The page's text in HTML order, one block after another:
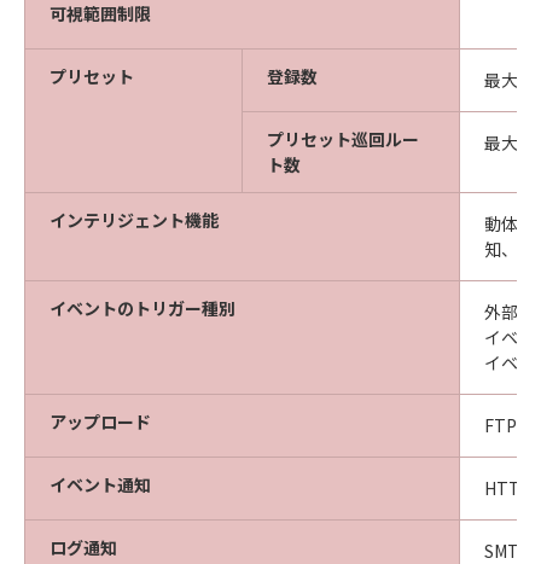
可視範囲制限
プリセット 登録数 最大
プリセット巡回ルー
ト数
最大5
インテリジェント機能
動体検
知、音
イベントのトリガー種別
外部デ
イベン
イベン
アップロード FTP／
イベント通知 HTTP
ログ通知 SMTP